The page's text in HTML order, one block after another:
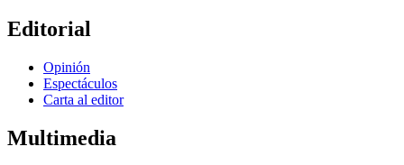
Editorial
Opinión
Espectáculos
Carta al editor
Multimedia